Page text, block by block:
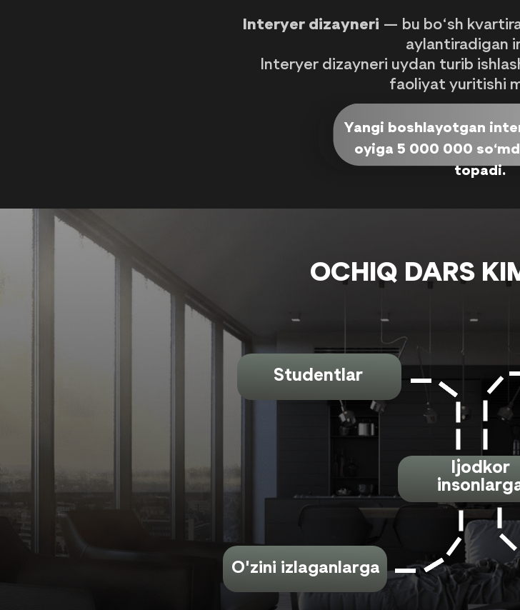
Interyer dizayneri — bu bo‘sh
aylantiradigan
Interyer dizayneri uydan turib
faoliyat yuritishi
Yangi boshlayotgan
oyiga 5 000 000
topadi.
OCHIQ DARS
Studentlar
O'zini izlaganlarga
Ijodkor